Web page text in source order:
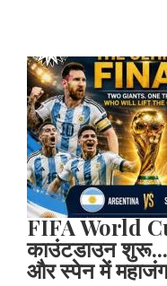
FIFA World
काउंटडाउन शुरू...
और स्पेन में